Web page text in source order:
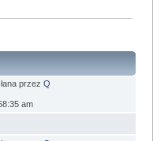
przezQ
am